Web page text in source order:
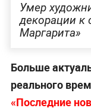
Умер
декорации к
Маргарита»
Больше
реального
«Последние